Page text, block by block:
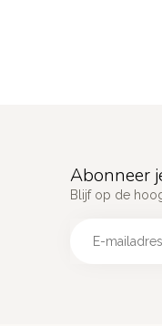
Abonneer
Blijf op de